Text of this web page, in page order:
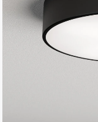
gallery